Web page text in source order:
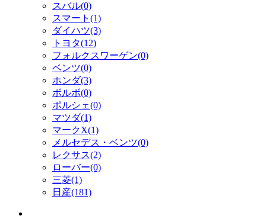
スバル(0)
スマート(1)
ダイハツ(3)
トヨタ(12)
フォルクスワーゲン(0)
ベンツ(0)
ホンダ(3)
ボルボ(0)
ポルシェ(0)
マツダ(1)
マークX(1)
メルセデス・ベンツ(0)
レクサス(2)
ローバー(0)
三菱(1)
日産(181)